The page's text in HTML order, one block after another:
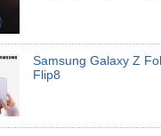
Samsung Galaxy Z
Flip8